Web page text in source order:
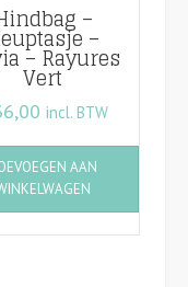
–
–
– Rayures
Vert
incl. BTW
AAN